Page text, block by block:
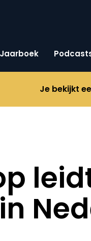
Jaarboek
Je bekijkt